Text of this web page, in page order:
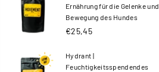
Ernährung für die Gelenke und
Bewegung des Hundes
€25,45
Hydrant |
Feuchtigkeitsspendendes